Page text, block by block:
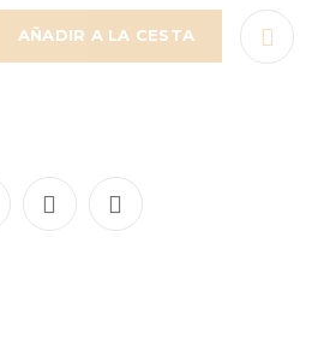
AÑADIR A LA CESTA